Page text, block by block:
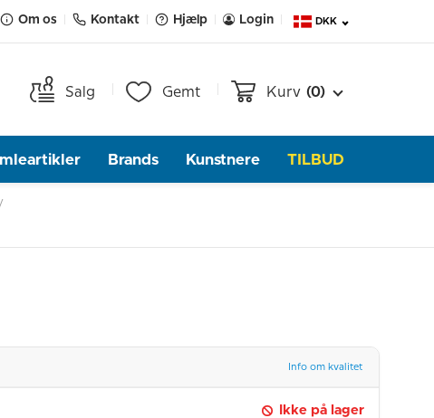
Om os Kontakt Hjælp Login DKK
Salg Gemt Kurv (0)
Brands Kunstnere TILBUD
Info om kvalitet
Ikke på lager